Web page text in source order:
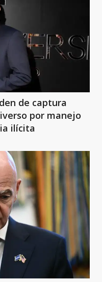
de captura
por manejo
ilícita